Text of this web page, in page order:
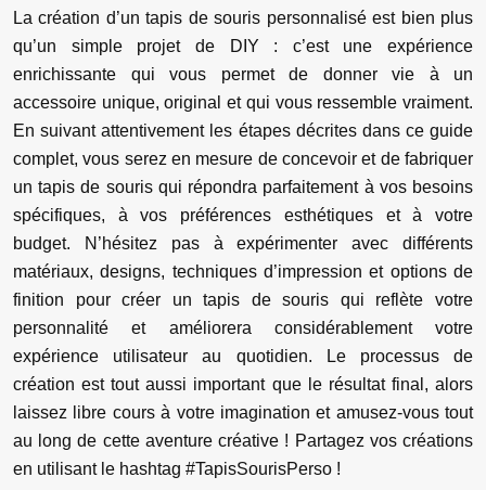
La création d’un tapis de souris personnalisé est bien plus
qu’un simple projet de DIY : c’est une expérience
enrichissante qui vous permet de donner vie à un
accessoire unique, original et qui vous ressemble vraiment.
En suivant attentivement les étapes décrites dans ce guide
complet, vous serez en mesure de concevoir et de fabriquer
un tapis de souris qui répondra parfaitement à vos besoins
spécifiques, à vos préférences esthétiques et à votre
budget. N’hésitez pas à expérimenter avec différents
matériaux, designs, techniques d’impression et options de
finition pour créer un tapis de souris qui reflète votre
personnalité et améliorera considérablement votre
expérience utilisateur au quotidien. Le processus de
création est tout aussi important que le résultat final, alors
laissez libre cours à votre imagination et amusez-vous tout
au long de cette aventure créative ! Partagez vos créations
en utilisant le hashtag #TapisSourisPerso !